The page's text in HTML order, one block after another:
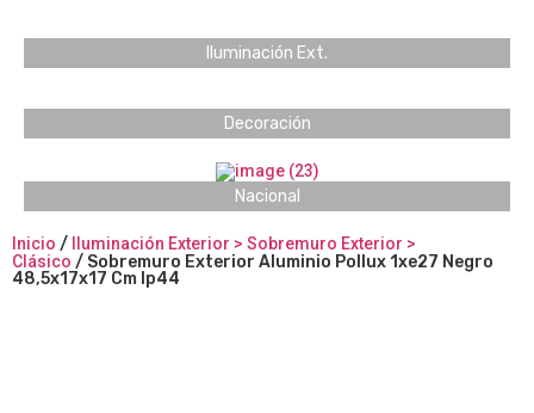
Iluminación Ext.
Decoración
Nacional
Inicio /
Iluminación Exterior > Sobremuro Exterior >
Clásico / Sobremuro Exterior Aluminio Pollux 1xe27 Negro
48,5x17x17 Cm Ip44